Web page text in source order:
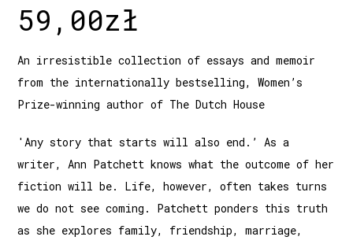
59,00zł
An irresistible collection of essays and memoir
from the internationally bestselling, Women’s
Prize-winning author of The Dutch House
'Any story that starts will also end.’ As a
writer, Ann Patchett knows what the outcome of her
fiction will be. Life, however, often takes turns
we do not see coming. Patchett ponders this truth
as she explores family, friendship, marriage,